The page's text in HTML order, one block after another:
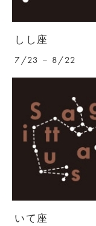
しし座
7/23 – 8/22
いて座